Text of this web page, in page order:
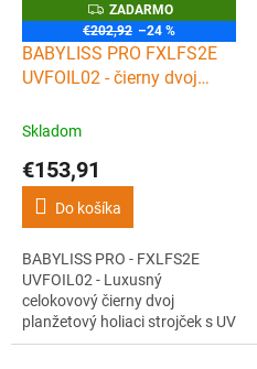
Z
A
D
A
M
ZADARMO
€202,92 –24 %
BABYLISS PRO FXLFS2E
UVFOIL02 - čierny dvoj
s UV dezinfekciou
Skladom
€153,91
Do košíka
BABYLISS PRO - FXLFS2E
UVFOIL02 - Luxusný
celokovový čierny dvoj
planžetový holiaci strojček s UV
dezinfekciou